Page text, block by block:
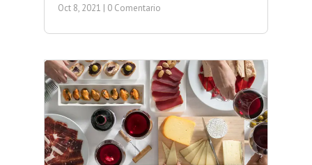
Oct 8, 2021 | 0 Comentario